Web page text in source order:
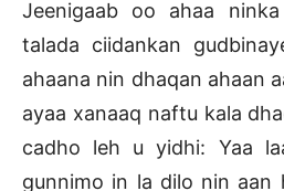
Jeenigaab oo ahaa
talada ciidankan
ahaana nin dhaqan ahaan
ayaa xanaaq naftu kala
cadho leh u yidhi: Yaa
gunnimo in la dilo nin aan